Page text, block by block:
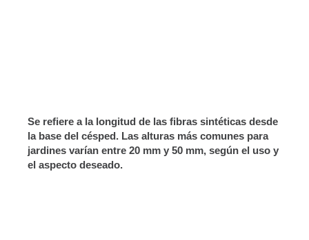
Se refiere a la longitud de las fibras sintéticas desde
la base del césped. Las alturas más comunes para
jardines varían entre 20 mm y 50 mm, según el uso y
el aspecto deseado.